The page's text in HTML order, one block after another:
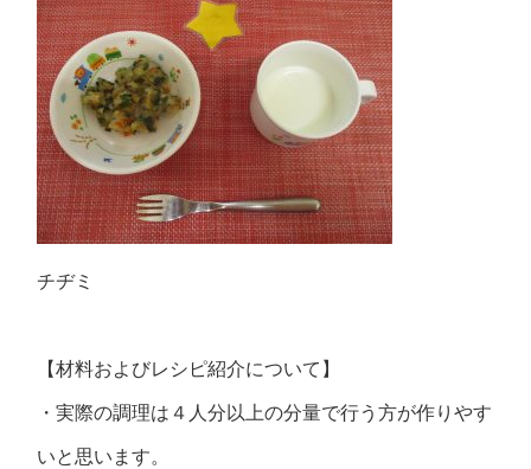
チヂミ
【材料およびレシピ紹介について】
・実際の調理は４人分以上の分量で行う方が作りやす
いと思います。